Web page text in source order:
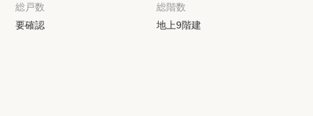
総戸数
要確認
総階数
地上9階建